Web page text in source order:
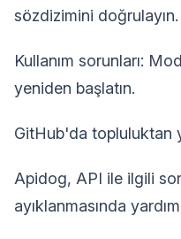
sözdizimini doğrulayın.
Kullanım sorunları:
yeniden başlatın.
GitHub'da topluluktan
Apidog, API ile ilgili
ayıklanmasında